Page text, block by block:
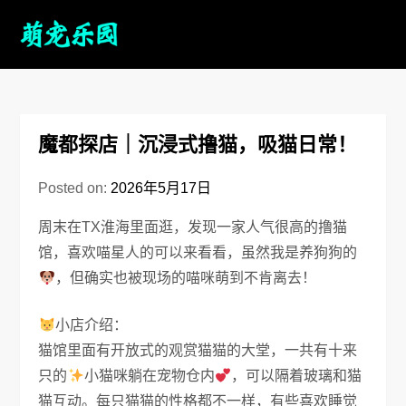
魔都探店｜沉浸式撸猫，吸猫日常！
Posted on: 2026年5月17日
周末在TX淮海里面逛，发现一家人气很高的撸猫
馆，喜欢喵星人的可以来看看，虽然我是养狗狗的
，但确实也被现场的喵咪萌到不肯离去！
小店介绍：
猫馆里面有开放式的观赏猫猫的大堂，一共有十来
只的
小猫咪躺在宠物仓内
，可以隔着玻璃和猫
猫互动。每只猫猫的性格都不一样，有些喜欢睡觉